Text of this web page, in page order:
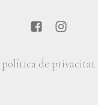
política de privacitat